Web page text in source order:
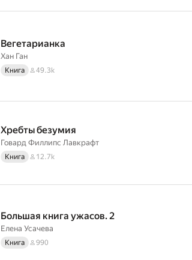
Вегетарианка
Хан Ган
Книга 49.3k
Хребты безумия
Говард Филлипс Лавкрафт
Книга 12.7k
Большая книга ужасов. 2
Елена Усачева
Книга 990